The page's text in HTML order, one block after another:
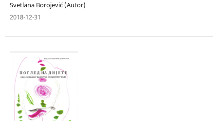
Svetlana Borojević (Autor)
2018-12-31